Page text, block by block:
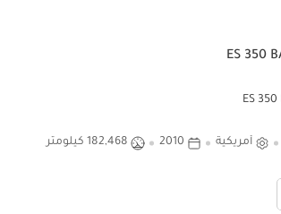
أمريكية 2010 182,468 كيلومتر